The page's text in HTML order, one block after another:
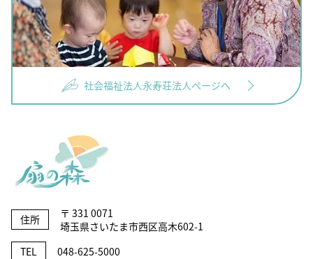
社会福祉法人永寿荘法人ページへ
住所
〒 331 0071
埼玉県さいたま市西区高木602-1
TEL
048-625-5000